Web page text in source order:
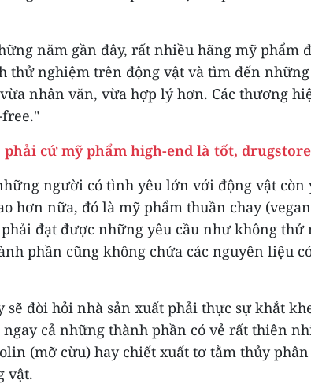
năm gần đây, rất nhiều hãng mỹ phẩm
thử nghiệm trên động vật và tìm đến
nhân văn, vừa hợp lý hơn. Các thương
phải cứ mỹ phẩm high-end là tốt,
người có tình yêu lớn với động vật còn
hơn nữa, đó là mỹ phẩm thuần chay
phải đạt được những yêu cầu như không
phần cũng không chứa các nguyên liệu
sẽ đòi hỏi nhà sản xuất phải thực sự khắt
cả những thành phần có vẻ rất thiên
(mỡ cừu) hay chiết xuất tơ tằm thủy
vật.